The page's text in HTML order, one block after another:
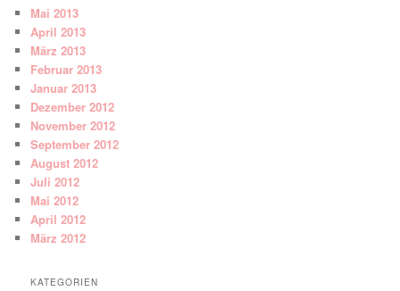
Mai 2013
April 2013
März 2013
Februar 2013
Januar 2013
Dezember 2012
November 2012
September 2012
August 2012
Juli 2012
Mai 2012
April 2012
März 2012
KATEGORIEN